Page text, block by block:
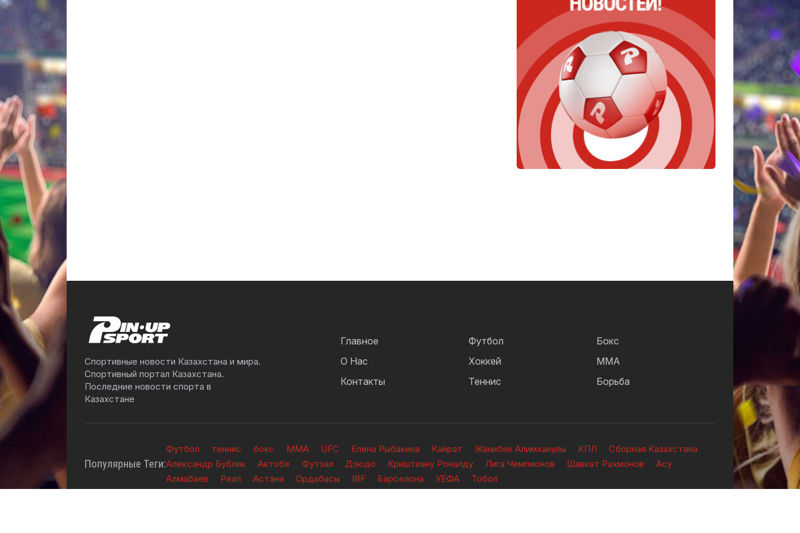
Спортивные новости Казахстана и мира.
Спортивный портал Казахстана.
Последние новости спорта в
Казахстане
Главное
О Нас
Контакты
Футбол
Хоккей
Теннис
Бокс
ММА
Борьба
Популярные Теги:
Футбол теннис бокс ММА UFC Елена Рыбакина Кайрат Жанибек Алимханулы КПЛ
Сборная Казахстана
Александр Бублик
Актобе Футзал Дзюдо Криштиану Роналду Лига Чемпионов Шавкат Рахмонов
Асу
Алмабаев
Реал Астана Ордабасы IBF Барселона УЕФА Тобол